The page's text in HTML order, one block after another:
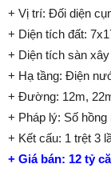
+ Vị trí: Đối diện
+ Diện tích đất:
+ Diện tích sàn
+ Hạ tầng: Điện
+ Đường: 12m,
+ Pháp lý: Số hồng
+ Kết cấu: 1 trệt 3
+ Giá bán: 12 tỷ